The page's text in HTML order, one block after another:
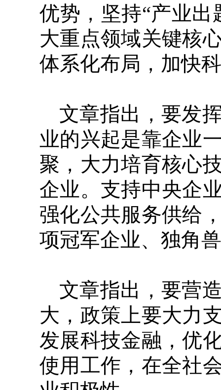
优势，坚持“产业
大重点领域关键核
体系化布局，加快
文章指出，要发
业的兴起是靠企业
聚，大力培育核心
企业。支持中央企
强化公共服务供给
项冠军企业、独角
文章指出，要营
大，政策上要大力
发展科技金融，优
使用工作，在全社